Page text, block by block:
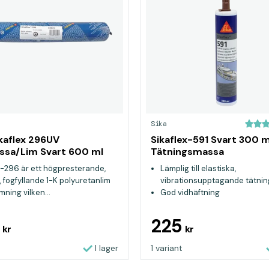
296UV
Lim Svart 600 ml
296 är ett högpresterande,
fogfyllande 1-K polyuretanlim
vilken...
kr
I lager
Sika
Sikaflex-591 Svart 300
Tätningsmassa
Lämplig till elastiska,
vibrationsupptagande
God vidhäftning
225 kr
1 variant